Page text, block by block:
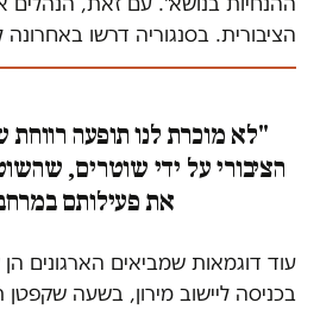
הציבורית. בסנגוריה דרשו
"לא מוכרת לנו תופעה
הציבורי על ידי שוטרים,
את פעילותם
עוד דוגמאות שמביאים הארגונים
בכניסה ליישוב מירון, בשעה שקפטן